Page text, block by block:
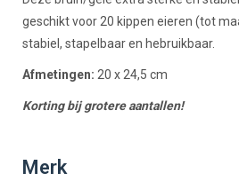
geschikt voor 20 kippen eieren (tot
stabiel, stapelbaar en hebruikbaar.
Afmetingen: 20 x 24,5 cm
Korting bij grotere aantallen!
Merk